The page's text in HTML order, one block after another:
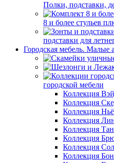
Полки, подставки,
8 и более стульев
подставки для
Городская мебель. Малые
городской мебели
Коллекция
Коллекция
Коллекция
Коллекция
Коллекция
Коллекция
Коллекция
Коллекция